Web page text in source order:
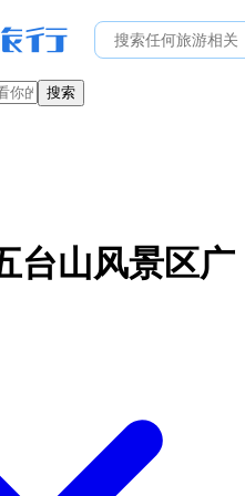
搜索
台山风景区广